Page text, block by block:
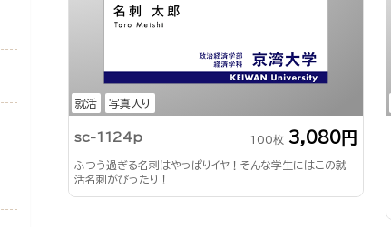
就活 写真入り
sc-1124p 100枚 3,080円
ふつう過ぎる名刺はやっぱりイヤ！そんな学生にはこの就
活名刺がぴったり！